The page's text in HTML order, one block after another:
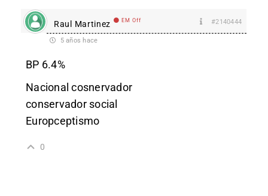
Raul Martinez EM Off #2140444
5 años hace
BP 6.4%
Nacional cosnervador
conservador social
Europceptismo
0